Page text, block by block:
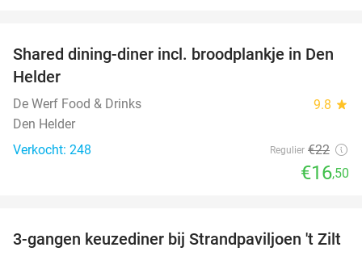
25%
Shared dining-diner incl. broodplankje in Den
Helder
De Werf Food & Drinks 9.8 star
Den Helder
Verkocht: 248
Regulier €22
€16,50
52%
3-gangen keuzediner bij Strandpaviljoen 't Zilt